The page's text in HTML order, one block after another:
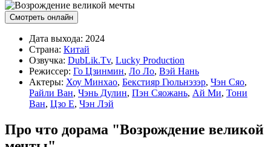
Смотреть онлайн
Дата выхода: 2024
Страна: Китай
Озвучка: DubLik.Tv, Lucky Production
Режиссер: Го Цзинмин, Ло Ло, Вэй Нань
Актеры: Хоу Минхао, Бекстияр Гюльнэзэр, Чэн Сяо,
Райли Ван, Чэнь Дулин, Пэн Сяожань, Ай Ми, Тони
Ван, Цзо Е, Чэн Лэй
Про что дорама "Возрождение великой